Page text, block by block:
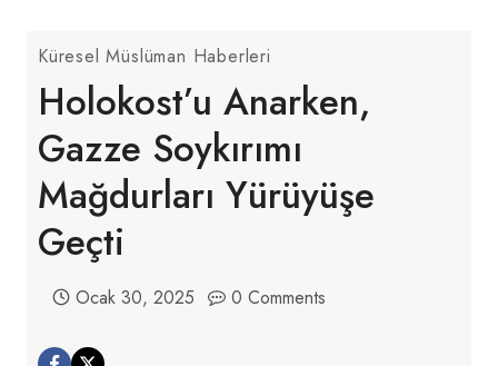
Küresel Müslüman Haberleri
Holokost’u Anarken,
Gazze Soykırımı
Mağdurları Yürüyüşe
Geçti
Ocak 30, 2025 0 Comments